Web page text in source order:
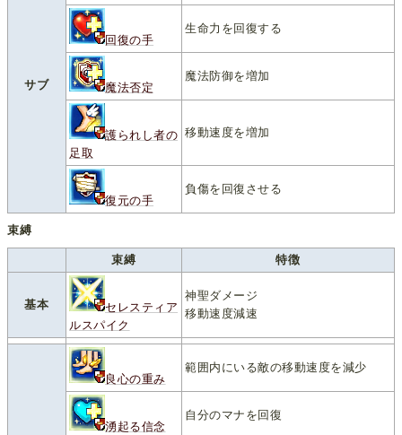
サブ
回復の手
生命力を回復する
魔法否定
魔法防御を増加
護られし者の
足取
移動速度を増加
復元の手
負傷を回復させる
束縛
束縛 特徴
基本
セレスティア
ルスパイク
神聖ダメージ
移動速度減速
良心の重み
範囲内にいる敵の移動速度を減少
湧起る信念
自分のマナを回復